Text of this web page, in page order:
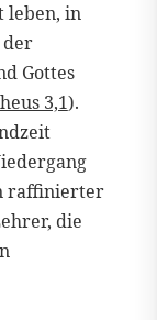
leben, in
Gottes
3,1).
raffinierter
die